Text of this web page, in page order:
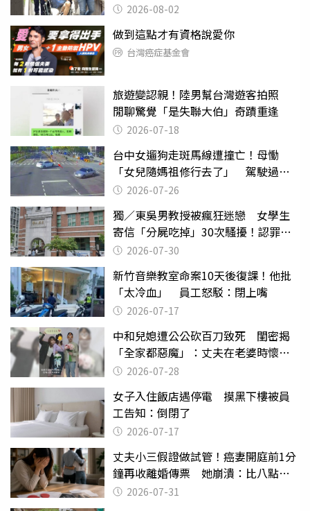
2026-08-02
做到這點才有資格說愛你
台灣癌症基金會
旅遊變認親！陸男幫台灣遊客拍照
閒聊驚覺「是失聯大伯」奇蹟重逢
2026-07-18
台中女遛狗走斑馬線遭撞亡！母慟
「女兒隨媽祖修行去了」 駕駛過失
致死判9月
2026-07-26
獨／東吳男教授被瘋狂迷戀 女學生
寄信「分屍吃掉」30次騷擾！認罪免
關 2026-07-30
新竹音樂教室命案10天後復課！他批
「太冷血」 員工怒駁：閉上嘴
2026-07-17
中和兒媳遭公公砍百刀致死 閨密揭
「全家都惡魔」：丈夫在老婆時懷孕
摔東西
2026-07-28
女子入住飯店遇停電 摸黑下樓被員
工告知：倒閉了
2026-07-17
丈夫小三假證做試管！癌妻開庭前1分
鐘再收離婚傳票 她崩潰：比八點檔
還扯2026-07-31